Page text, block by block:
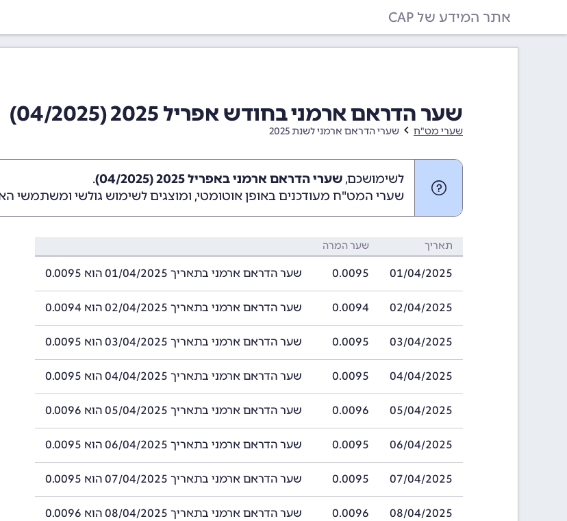
אתר המידע של CAP
שער הדראם ארמני בחודש אפריל 2025 (04/2025)
שערי מט"ח שערי הדראם ארמני לשנת 2025
לשימושכם, שערי הדראם ארמני באפריל 2025 (04/2025)
.
שערי המט"ח מעודכנים באופן אוטומטי, ומוצגים לשימוש גולשי ומשתמשי
תאריך שער המרה
01/04/2025
0.0095 שער הדראם ארמני בתאריך 01/04/2025 הוא 0.0095
02/04/2025
0.0094 שער הדראם ארמני בתאריך 02/04/2025 הוא 0.0094
03/04/2025
0.0095 שער הדראם ארמני בתאריך 03/04/2025 הוא 0.0095
04/04/2025
0.0095 שער הדראם ארמני בתאריך 04/04/2025 הוא 0.0095
05/04/2025
0.0096 שער הדראם ארמני בתאריך 05/04/2025 הוא 0.0096
06/04/2025
0.0095 שער הדראם ארמני בתאריך 06/04/2025 הוא 0.0095
07/04/2025
0.0095 שער הדראם ארמני בתאריך 07/04/2025 הוא 0.0095
08/04/2025
0.0096 שער הדראם ארמני בתאריך 08/04/2025 הוא 0.0096